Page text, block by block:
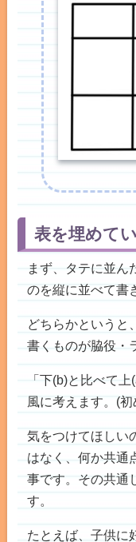
表を埋めて
まず、タテに並ん
のを縦に並べて書
どちらかというと
書くものが脇役・
「下(b)と比べて
風に考えます。(
気をつけてほしい
はなく、何か共通
事です。その共通
す。
たとえば、子供に